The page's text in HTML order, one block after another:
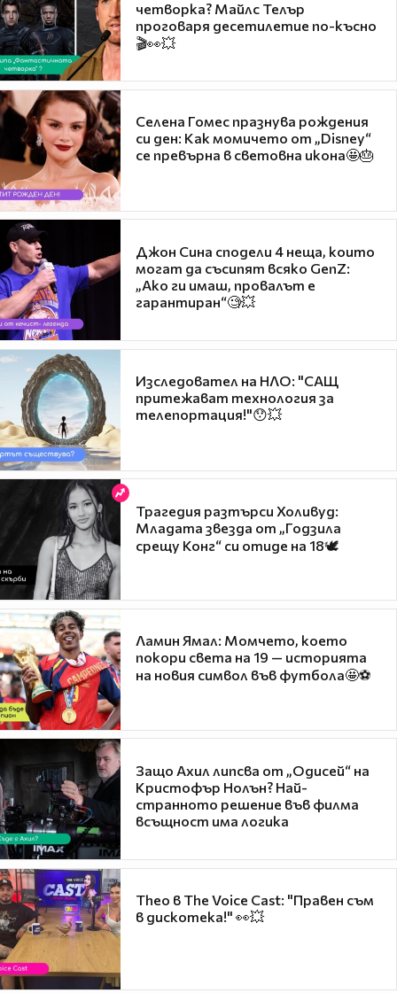
четворка? Майлс Телър
проговаря десетилетие по-късно
🎬👀💥
Селена Гомес празнува рождения
си ден: Как момичето от „Disney“
се превърна в световна икона🤩🎂
Джон Сина сподели 4 неща, които
могат да съсипят всяко GenZ:
„Ако ги имаш, провалът е
гарантиран“🧐💥
Изследовател на НЛО: "САЩ
притежават технология за
телепортация!"😯💥
Трагедия разтърси Холивуд:
Младата звезда от „Годзила
срещу Конг“ си отиде на 18🕊️
Ламин Ямал: Момчето, което
покори света на 19 — историята
на новия символ във футбола🤩⚽
Защо Ахил липсва от „Одисей“ на
Кристофър Нолън? Най-
странното решение във филма
всъщност има логика
Theo в The Voice Cast: "Правен съм
в дискотека!" 👀💥